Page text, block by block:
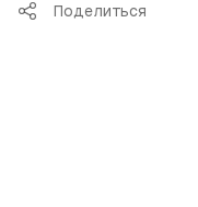
Поделиться